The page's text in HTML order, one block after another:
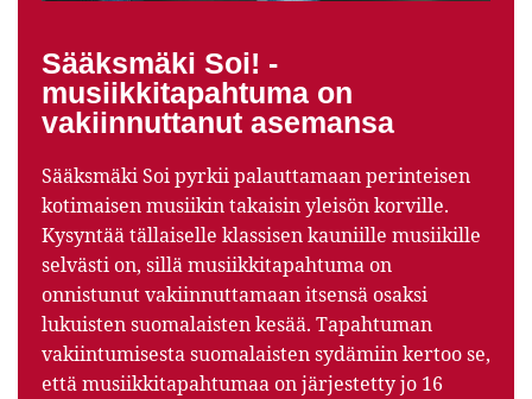
Sääksmäki Soi! -
musiikkitapahtuma on
vakiinnuttanut asemansa
Sääksmäki Soi pyrkii palauttamaan perinteisen
kotimaisen musiikin takaisin yleisön korville.
Kysyntää tällaiselle klassisen kauniille musiikille
selvästi on, sillä musiikkitapahtuma on
onnistunut vakiinnuttamaan itsensä osaksi
lukuisten suomalaisten kesää. Tapahtuman
vakiintumisesta suomalaisten sydämiin kertoo se,
että musiikkitapahtumaa on järjestetty jo 16